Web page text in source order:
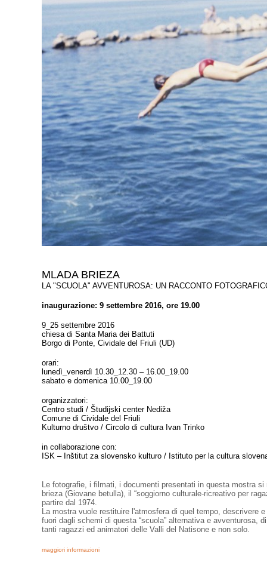
MLADA BRIEZA
LA "SCUOLA" AVVENTUROSA: UN RACCONTO
inaugurazione: 9 settembre 2016, ore 19.00
9_25 settembre 2016
chiesa di Santa Maria dei Battuti
Borgo di Ponte, Cividale del Friuli (UD)
orari:
lunedì_venerdì 10.30_12.30 – 16.00_19.00
sabato e domenica 10.00_19.00
organizzatori:
Centro studi / Študijski center Nediža
Comune di Cividale del Friuli
Kulturno društvo / Circolo di cultura Ivan Trinko
in collaborazione con:
ISK – Inštitut za slovensko kulturo / Istituto per la cultura
Le fotografie, i filmati, i documenti presentati in questa mostra
brieza (Giovane betulla), il “soggiorno culturale-ricreativo per
partire dal 1974.
La mostra vuole restituire l'atmosfera di quel tempo, descrivere
fuori dagli schemi di questa “scuola” alternativa e avventurosa,
tanti ragazzi ed animatori delle Valli del Natisone e non solo.
maggiori informazioni